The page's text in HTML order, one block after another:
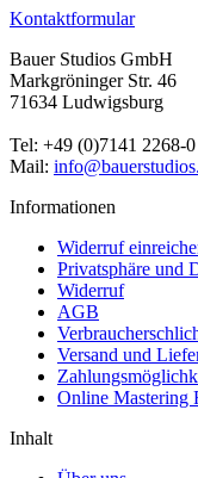
Kontaktformular
Bauer Studios GmbH
Markgröninger Str. 46
71634 Ludwigsburg
Tel: +49 (0)7141 2268-0
Mail:
Informationen
Widerruf
Privatsphäre und
Widerruf
AGB
Versand und
Online Mastering
Inhalt